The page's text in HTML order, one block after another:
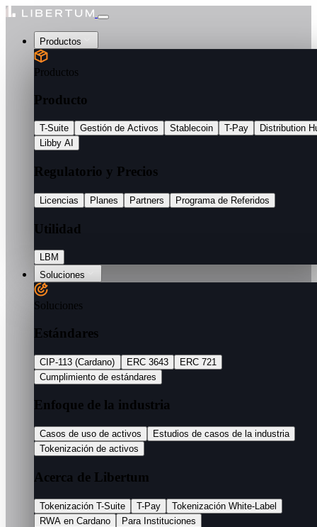
Productos
Productos
Producto
T-Suite Gestión de Activos Stablecoin T-Pay
Distribution
Libby AI
Regulatorio y Precios
Licencias Planes Partners Programa de Referidos
Utilidad
LBM
Soluciones
Soluciones
Estándares
CIP-113 (Cardano) ERC 3643
ERC 721
Cumplimiento de estándares
Enfoque de la industria
Casos de uso de activos
Estudios de casos de la industria
Tokenización de activos
Acerca de Libertum
Tokenización T-Suite T-Pay
Tokenización White-Label
RWA en Cardano
Para Instituciones